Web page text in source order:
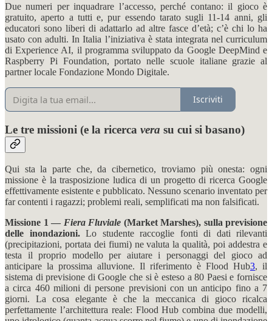
Due numeri per inquadrare l’accesso, perché contano: il gioco è
gratuito, aperto a tutti e, pur essendo tarato sugli 11-14 anni, gli
educatori sono liberi di adattarlo ad altre fasce d’età; c’è chi lo ha
usato con adulti. In Italia l’iniziativa è stata integrata nel curriculum
di Experience AI, il programma sviluppato da Google DeepMind e
Raspberry Pi Foundation, portato nelle scuole italiane grazie al
partner locale Fondazione Mondo Digitale.
Iscriviti
Le tre missioni (e la ricerca vera su cui si basano)
Qui sta la parte che, da cibernetico, troviamo più onesta: ogni
missione è la trasposizione ludica di un progetto di ricerca Google
effettivamente esistente e pubblicato. Nessuno scenario inventato per
far contenti i ragazzi; problemi reali, semplificati ma non falsificati.
Missione 1 — Fiera Fluviale (Market Marshes), sulla previsione
delle inondazioni.Lo studente raccoglie fonti di dati rilevanti
(precipitazioni, portata dei fiumi) ne valuta la qualità, poi addestra e
testa il proprio modello per aiutare i personaggi del gioco ad
anticipare la prossima alluvione. Il riferimento è Flood Hub3, il
sistema di previsione di Google che si è esteso a 80 Paesi e fornisce
a circa 460 milioni di persone previsioni con un anticipo fino a 7
giorni. La cosa elegante è che la meccanica di gioco ricalca
perfettamente l’architettura reale: Flood Hub combina due modelli,